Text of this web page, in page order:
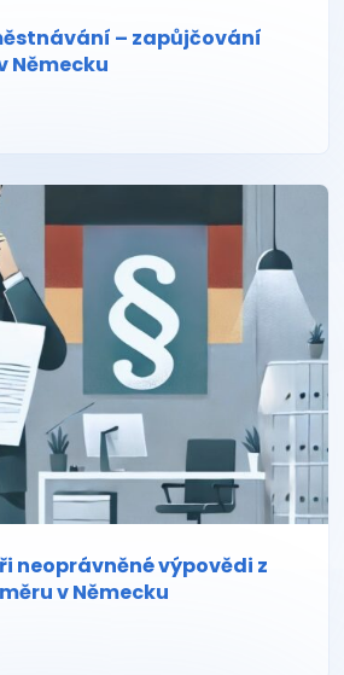
– zapůjčování
Německu
neoprávněné výpovědi z
v Německu